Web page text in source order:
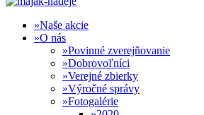
Naše akcie
O nás
Povinné zverejňovanie
Dobrovoľníci
Verejné zbierky
Výročné správy
Fotogalérie